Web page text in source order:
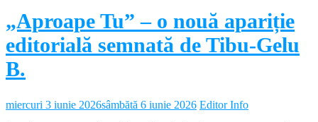
„Aproape Tu” – o nouă apariție
editorială semnată de Tibu-Gelu
B.
miercuri 3 iunie 2026sâmbătă 6 iunie 2026 Editor Info